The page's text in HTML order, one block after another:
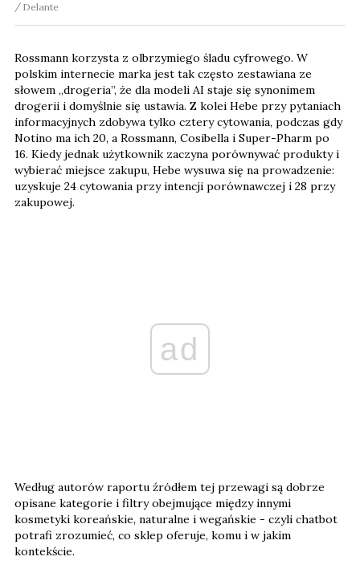
Delante
Rossmann korzysta z olbrzymiego śladu cyfrowego. W
polskim internecie marka jest tak często zestawiana ze
słowem „drogeria”, że dla modeli AI staje się synonimem
drogerii i domyślnie się ustawia. Z kolei Hebe przy pytaniach
informacyjnych zdobywa tylko cztery cytowania, podczas gdy
Notino ma ich 20, a Rossmann, Cosibella i Super-Pharm po
16. Kiedy jednak użytkownik zaczyna porównywać produkty i
wybierać miejsce zakupu, Hebe wysuwa się na prowadzenie:
uzyskuje 24 cytowania przy intencji porównawczej i 28 przy
zakupowej.
ad
Według autorów raportu źródłem tej przewagi są dobrze
opisane kategorie i filtry obejmujące między innymi
kosmetyki koreańskie, naturalne i wegańskie - czyli chatbot
potrafi zrozumieć, co sklep oferuje, komu i w jakim
kontekście.